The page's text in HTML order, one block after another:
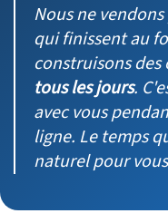
Nous ne
qui finissent au
construisons
tous les jours.
avec vous
ligne. Le temps
naturel pour